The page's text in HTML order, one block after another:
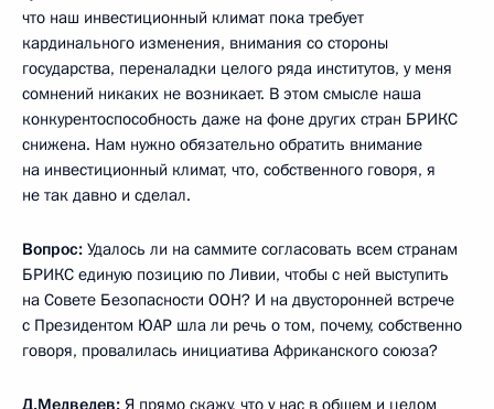
что наш инвестиционный климат пока требует
кардинального изменения, внимания со стороны
государства, переналадки целого ряда институтов, у меня
сомнений никаких не возникает. В этом смысле наша
конкурентоспособность даже на фоне других стран БРИКС
снижена. Нам нужно обязательно обратить внимание
на инвестиционный климат, что, собственного говоря, я
не так давно и сделал.
Вопрос: Удалось ли на саммите согласовать всем странам
БРИКС единую позицию по Ливии, чтобы с ней выступить
на Совете Безопасности ООН? И на двусторонней встрече
с Президентом ЮАР шла ли речь о том, почему, собственно
говоря, провалилась инициатива Африканского союза?
Д.Медведев: Я прямо скажу, что у нас в общем и целом